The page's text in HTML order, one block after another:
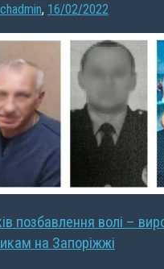
, 16/02/2022
позбавлення волі –
на Запоріжжі